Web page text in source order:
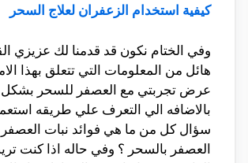
كيفية استخدام الزعفران لعلاج السحر
وفي الختام نكون قد قدمنا لك عزيزي
هائل من المعلومات التي تتعلق بهذا
عرض تجربتي مع العصفر للسحر بشكل
بالاضافه الي التعرف علي طريقه
سؤال كل من ما هي فوائد نبات العصفر
العصفر بالسحر ؟ وفي حاله اذا كنت